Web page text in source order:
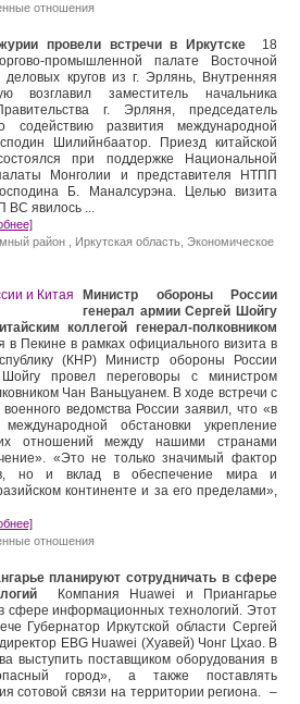
отношения
провели встречи в Иркутске18
промышленной палате Восточной
кругов из г. Эрлянь, Внутренняя
возглавил заместитель начальника
г. Эрляня, председатель
содействию развития международной
Шилийнбаатор. Приезд китайской
при поддержке Национальной
Монголии и представителя НТПП
Б. Маналсурэна. Целью визита
ВС явилось ...
район
Иркутская область Экономическое
Министр обороны России
генерал армии Сергей Шойгу
коллегой генерал-полковником
в Пекине в рамках официального визита в
(КНР) Министр обороны России
провел переговоры с министром
Чан Ваньцуанем. В ходе встречи с
военного ведомства России заявил, что «в
обстановки укрепление
отношений между нашими странами
«Это не только значимый фактор
но и вклад в обеспечение мира и
континенте и за его пределами»,
отношения
планируют сотрудничать в сфере
Компания Huawei и Приангарье
сфере информационных технологий. Этот
Губернатор Иркутской области Сергей
EBG Huawei (Хуавей) Чонг Цхао. В
выступить поставщиком оборудования в
город», а также поставлять
сотовой связи на территории региона. –